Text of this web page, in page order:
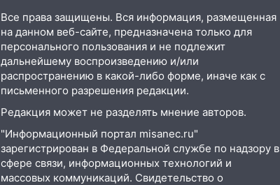
Все права защищены. Вся информация, размещенная
на данном веб-сайте, предназначена только для
персонального пользования и не подлежит
дальнейшему воспроизведению и/или
распространению в какой-либо форме, иначе как с
письменного разрешения редакции.
Редакция может не разделять мнение авторов.
"Информационный портал misanec.ru"
зарегистрирован в Федеральной службе по надзору в
сфере связи, информационных технологий и
массовых коммуникаций. Свидетельство о